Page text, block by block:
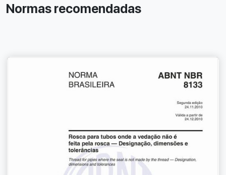
Normas recomendadas